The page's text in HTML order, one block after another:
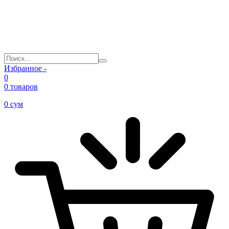
Избранное -
0
0 товаров
0 сум